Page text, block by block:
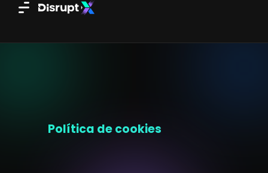
Política de cookies